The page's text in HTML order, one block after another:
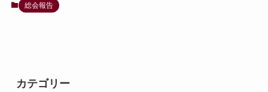
総会報告
カテゴリー